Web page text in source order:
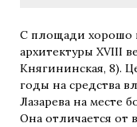
С площади хорошо
архитектуры XVIII
Княгининская, 8).
годы на средства
Лазарева на месте
Она отличается от